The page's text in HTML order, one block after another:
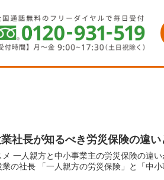
社長が知るべき労災保険の違
い始め
」の違いがよくわからな